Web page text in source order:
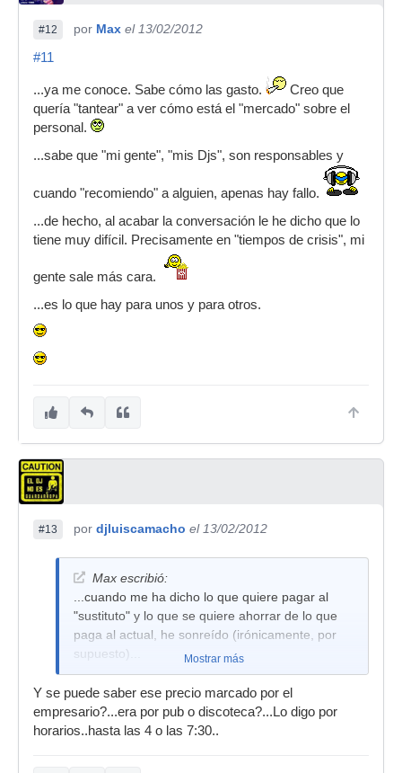
#12 por Max el 13/02/2012
#11
...ya me conoce. Sabe cómo las gasto.
Creo que
quería "tantear" a ver cómo está el "mercado" sobre el
personal.
...sabe que "mi gente", "mis Djs", son responsables y
cuando "recomiendo" a alguien, apenas hay fallo.
...de hecho, al acabar la conversación le he dicho que lo
tiene muy difícil. Precisamente en "tiempos de crisis", mi
gente sale más cara.
...es lo que hay para unos y para otros.
#13 por djluiscamacho el 13/02/2012
Max escribió:
...cuando me ha dicho lo que quiere pagar al
"sustituto" y lo que se quiere ahorrar de lo que
paga al actual, he sonreído (irónicamente, por
supuesto)...
Mostrar más
Y se puede saber ese precio marcado por el
empresario?...era por pub o discoteca?...Lo digo por
horarios..hasta las 4 o las 7:30..